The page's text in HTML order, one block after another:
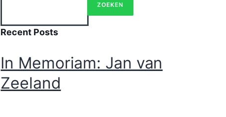
ZOEKEN
Recent Posts
In Memoriam: Jan van
Zeeland